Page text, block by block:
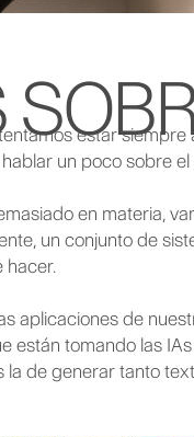
estar siempre
un poco sobre
en materia,
un conjunto de
hacer.
aplicaciones de
están tomando las
la de generar tanto